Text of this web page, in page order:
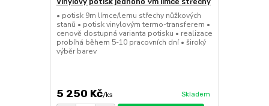
Vinylový potisk jednoho 9m límce střechy
• potisk 9m límce/lemu střechy nůžkových
stanů • potisk vinylovým termo-transferem •
cenově dostupná varianta potisku • realizace
probíhá během 5-10 pracovních dní • široký
výběr barev
5 250 Kč/ks Skladem